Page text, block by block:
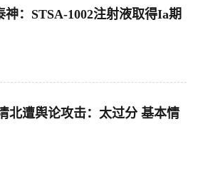
神：STSA-1002注射液取得Ia期
北遭舆论攻击：太过分 基本情